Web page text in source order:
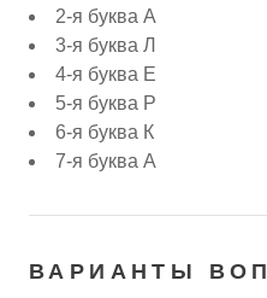
2-я буква А
3-я буква Л
4-я буква Е
5-я буква Р
6-я буква К
7-я буква А
ВАРИАНТЫ